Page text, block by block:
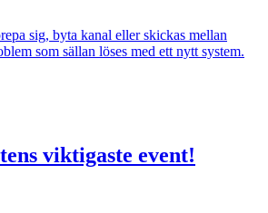
sig, byta kanal eller skickas mellan
som sällan löses med ett nytt system.
viktigaste event!